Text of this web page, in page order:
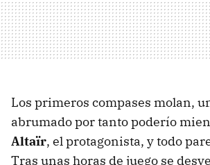
Los primeros compases molan,
abrumado por tanto poderío
Altaïr, el protagonista, y todo
Tras unas horas de juego se